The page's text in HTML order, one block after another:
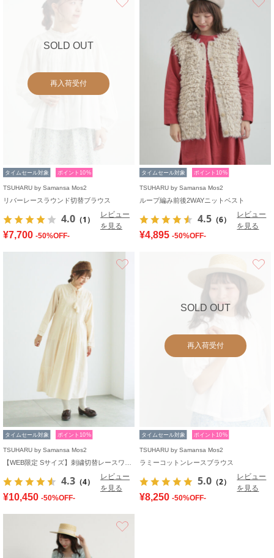
SOLD OUT
再入荷受付
タイムセール対象 ポイント10%
TSUHARU by Samansa Mos2
リバーレースラウンド切替ブラウス
4.0 （1）
レビュー
を見る
¥7,700 -50%OFF-
タイムセール対象 ポイント10%
TSUHARU by Samansa Mos2
ループ編み前後2WAYニットベスト
4.5 （6）
レビュー
を見る
¥4,895 -50%OFF-
タイムセール対象 ポイント10%
TSUHARU by Samansa Mos2
4.3 （4）
レビュー
を見る
¥10,450 -50%OFF-
SOLD OUT
再入荷受付
タイムセール対象 ポイント10%
TSUHARU by Samansa Mos2
ラミーコットンレースブラウス
5.0 （2）
レビュー
を見る
¥8,250 -50%OFF-